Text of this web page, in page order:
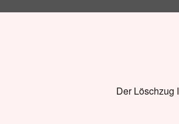
Der Löschzug I